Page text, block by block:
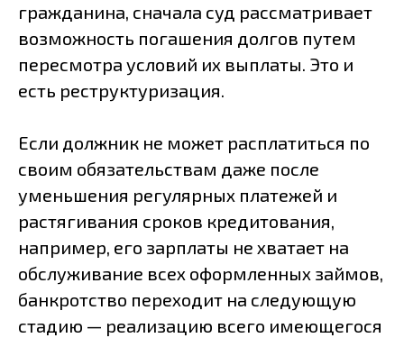
гражданина, сначала суд рассматривает
возможность погашения долгов путем
пересмотра условий их выплаты. Это и
есть реструктуризация.
Если должник не может расплатиться по
своим обязательствам даже после
уменьшения регулярных платежей и
растягивания сроков кредитования,
например, его зарплаты не хватает на
обслуживание всех оформленных займов,
банкротство переходит на следующую
стадию — реализацию всего имеющегося